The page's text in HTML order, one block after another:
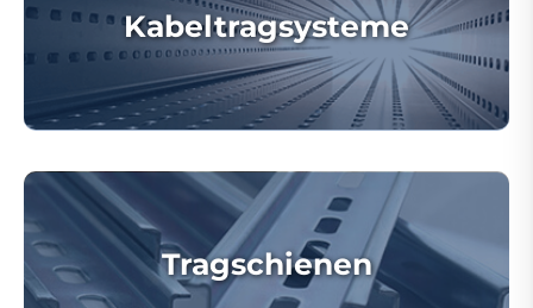
Kabeltragsysteme
Tragschienen